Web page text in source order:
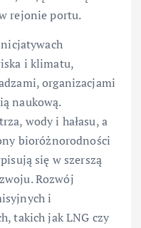
rejonie portu.
i klimatu,
organizacjami
naukową.
wody i hałasu, a
bioróżnorodności
się w szerszą
Rozwój
i
takich jak LNG czy